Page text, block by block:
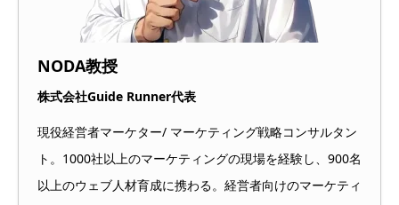
NODA教授
株式会社Guide Runner代表
現役経営者マーケター/ マーケティング戦略コンサルタン
ト。1000社以上のマーケティングの現場を経験し、900名
以上のウェブ人材育成に携わる。経営者向けのマーケティ